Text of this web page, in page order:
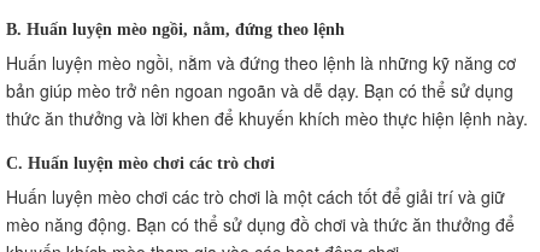
B. Huấn luyện mèo ngồi, nằm, đứng theo lệnh
Huấn luyện mèo ngồi, nằm và đứng theo lệnh là những kỹ năng cơ
bản giúp mèo trở nên ngoan ngoãn và dễ dạy. Bạn có thể sử dụng
thức ăn thưởng và lời khen để khuyến khích mèo thực hiện lệnh này.
C. Huấn luyện mèo chơi các trò chơi
Huấn luyện mèo chơi các trò chơi là một cách tốt để giải trí và giữ
mèo năng động. Bạn có thể sử dụng đồ chơi và thức ăn thưởng để